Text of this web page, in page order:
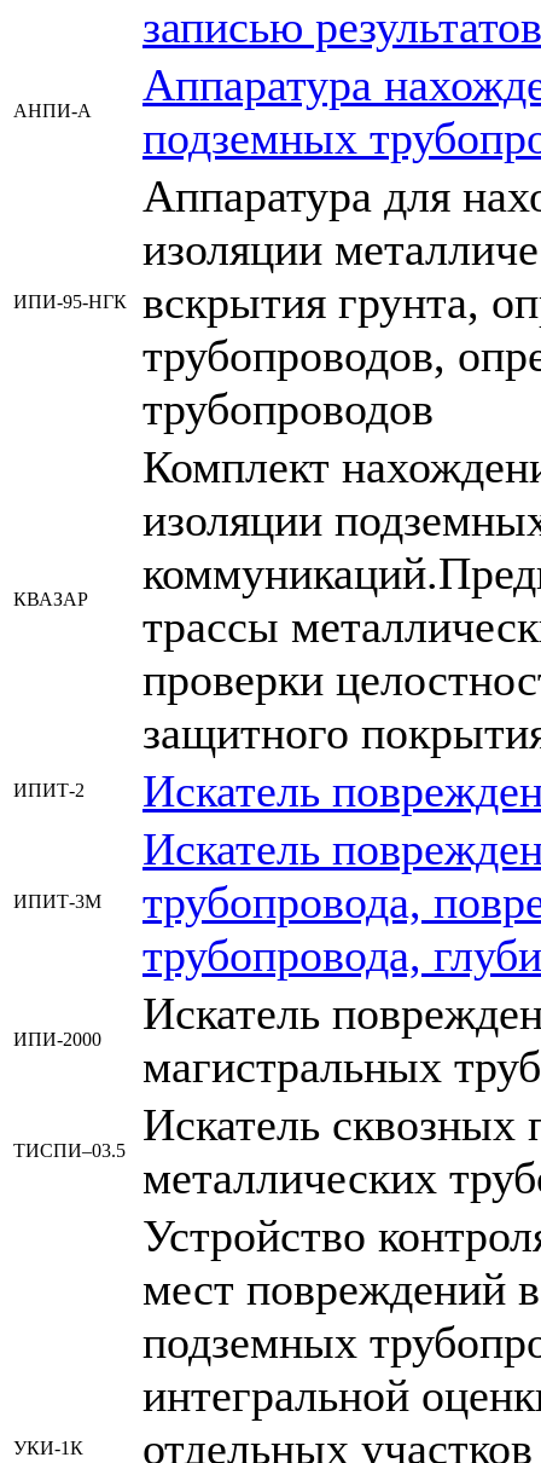
записью
АНПИ-А
Аппаратура
подземных
ИПИ-95-НГК
Аппаратура для
изоляции
вскрытия грунта,
трубопроводов,
трубопроводов
КВАЗАР
Комплект
изоляции
трассы
проверки
защитного
ИПИТ-2 Искатель
ИПИТ-3М
Искатель
трубопровода,
трубопровода,
ИПИ-2000
Искатель
магистральных
ТИСПИ–03.5
Искатель сквозных
металлических
УКИ-1К
Устройство
мест повреждений
подземных
интегральной
отдельных